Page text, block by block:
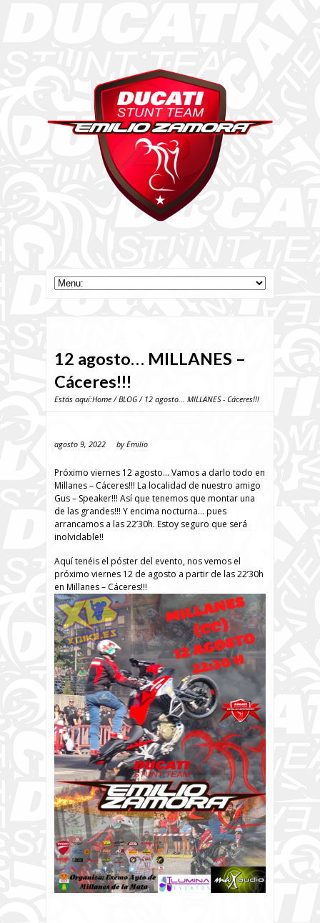
12 agosto… MILLANES –
Cáceres!!!
Estás aquí:Home/BLOG/ 12 agosto... MILLANES - Cáceres!!!
agosto 9, 2022 byEmilio
Próximo viernes 12 agosto… Vamos a darlo todo en
Millanes – Cáceres!!! La localidad de nuestro amigo
Gus – Speaker!!! Así que tenemos que montar una
de las grandes!!! Y encima nocturna… pues
arrancamos a las 22’30h. Estoy seguro que será
inolvidable!!
Aquí tenéis el póster del evento, nos vemos el
próximo viernes 12 de agosto a partir de las 22’30h
en Millanes – Cáceres!!!